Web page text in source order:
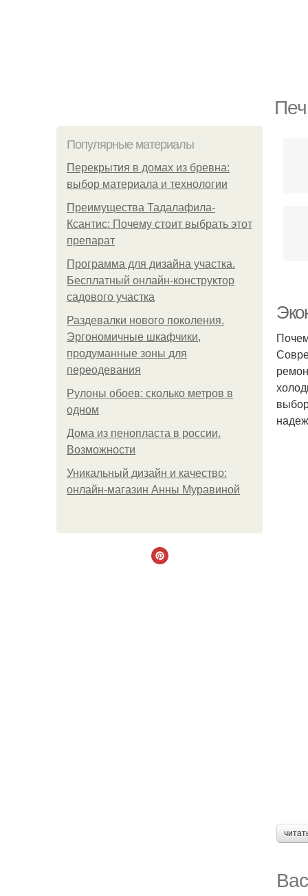
Популярные материалы
Перекрытия в домах из бревна:
выбор материала и технологии
Преимущества Тадалафила-
Ксантис: Почему стоит выбрать этот
препарат
Программа для дизайна участка.
Бесплатный онлайн-конструктор
садового участка
Раздевалки нового поколения.
Эргономичные шкафчики,
продуманные зоны для
переодевания
Рулоны обоев: сколько метров в
одном
Дома из пенопласта в россии.
Возможности
Уникальный дизайн и качество:
онлайн-магазин Анны Муравиной